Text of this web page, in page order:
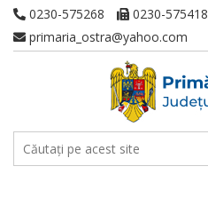
0230-575268
0230-575418
primaria_ostra@yahoo.com